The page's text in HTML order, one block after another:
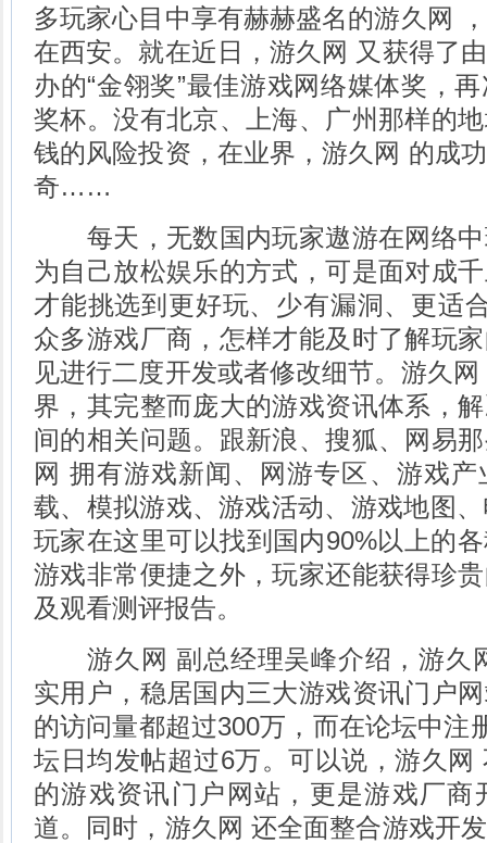
多玩家心目中享有赫赫盛名的游久网
在西安。就在近日，游久网 又获得了
办的“金翎奖”最佳游戏网络媒体奖，
奖杯。没有北京、上海、广州那样的
钱的风险投资，在业界，游久网 的成
奇……
每天，无数国内玩家遨游在网络中
为自己放松娱乐的方式，可是面对成
才能挑选到更好玩、少有漏洞、更适
众多游戏厂商，怎样才能及时了解玩
见进行二度开发或者修改细节。游久
界，其完整而庞大的游戏资讯体系，
间的相关问题。跟新浪、搜狐、网易
网 拥有游戏新闻、网游专区、游戏
载、模拟游戏、游戏活动、游戏地图
玩家在这里可以找到国内90%以上的
游戏非常便捷之外，玩家还能获得珍
及观看测评报告。
游久网 副总经理吴峰介绍，游久
实用户，稳居国内三大游戏资讯门户
的访问量都超过300万，而在论坛中注
坛日均发帖超过6万。可以说，游久网
的游戏资讯门户网站，更是游戏厂商
道。同时，游久网 还全面整合游戏开